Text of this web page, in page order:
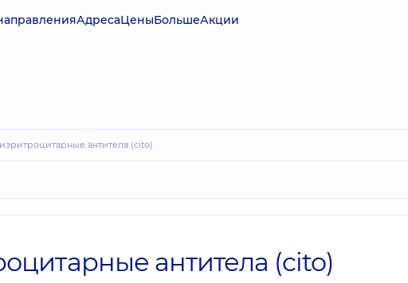
АдресаЦеныБольшеАкции
антитела (cito)
антитела (cito)